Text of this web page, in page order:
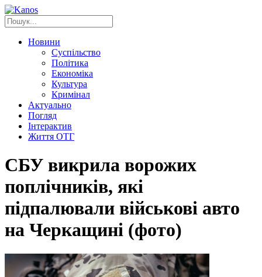
Новини
Суспільство
Політика
Економіка
Культура
Кримінал
Актуально
Погляд
Інтерактив
Життя ОТГ
СБУ викрила ворожих
поплічників, які
підпалювали військові авто
на Черкащині (фото)